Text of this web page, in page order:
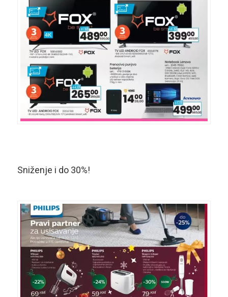
Sniženje i do 30%!